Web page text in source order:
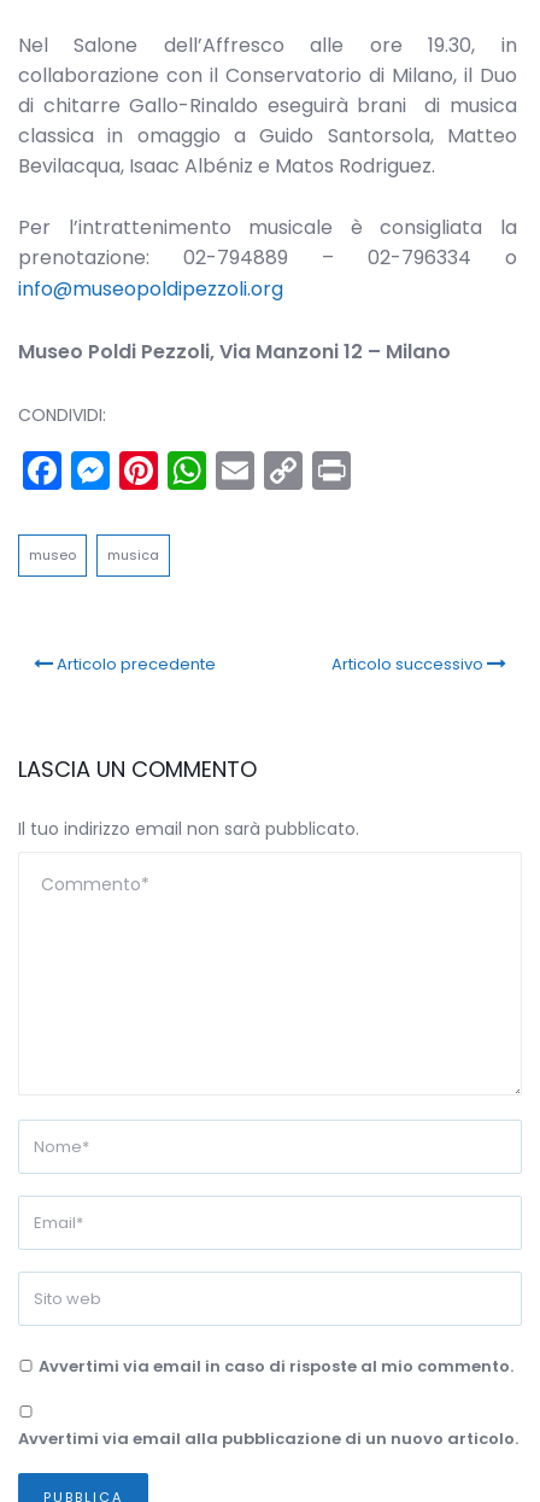
Nel Salone dell’Affresco alle ore 19.30, in
collaborazione con il Conservatorio di Milano, il Duo
di chitarre Gallo-Rinaldo eseguirà brani di musica
classica in omaggio a Guido Santorsola, Matteo
Bevilacqua, Isaac Albéniz e Matos Rodriguez.
Per l’intrattenimento musicale è consigliata la
prenotazione: 02-794889 – 02-796334 o
info@museopoldipezzoli.org
Museo Poldi Pezzoli, Via Manzoni 12 – Milano
CONDIVIDI:
Facebook
Messenger
Pinterest
WhatsApp
Email
Copy
Link
museo musica
Articolo precedente Articolo successivo
LASCIA UN COMMENTO
Il tuo indirizzo email non sarà pubblicato.
Avvertimi via email in caso di risposte al mio commento.
Avvertimi via email alla pubblicazione di un nuovo articolo.